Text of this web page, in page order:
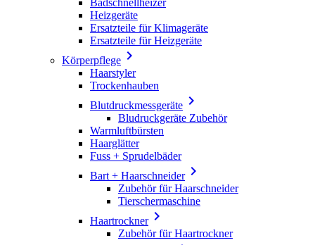
Heizgeräte
Ersatzteile für Klimageräte
Ersatzteile für Heizgeräte
Körperpflege 
Haarstyler
Trockenhauben
Blutdruckmessgeräte 
Bludruckgeräte Zubehör
Warmluftbürsten
Haarglätter
Fuss + Sprudelbäder
Bart + Haarschneider
Zubehör für Haarschneider
Tierschermaschine
Haartrockner
Zubehör für Haartrockner